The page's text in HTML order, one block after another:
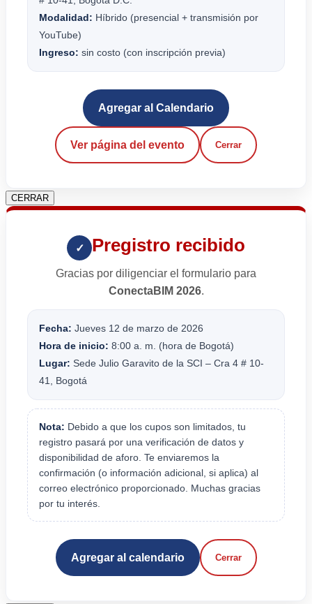
Modalidad: Híbrido (presencial + transmisión por
YouTube)
Ingreso: sin costo (con inscripción previa)
Agregar al Calendario
Ver página del evento Cerrar
CERRAR
✓ Pregistro recibido
Gracias por diligenciar el formulario para
ConectaBIM 2026.
Fecha: Jueves 12 de marzo de 2026
Hora de inicio: 8:00 a. m. (hora de Bogotá)
Lugar: Sede Julio Garavito de la SCI – Cra 4 # 10-
41, Bogotá
Nota: Debido a que los cupos son limitados, tu
registro pasará por una verificación de datos y
disponibilidad de aforo. Te enviaremos la
confirmación (o información adicional, si aplica) al
correo electrónico proporcionado. Muchas gracias
por tu interés.
Agregar al calendario Cerrar